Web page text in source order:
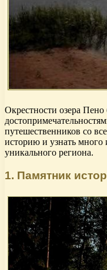
Окрестности озера
путешественников со
историю и узнать много
уникального региона.
1. Памятник